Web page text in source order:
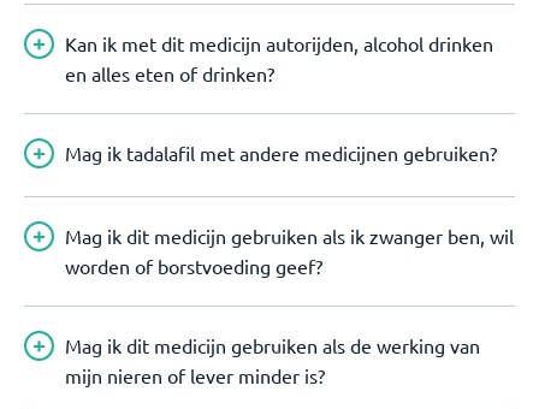
Kan ik met dit medicijn autorijden, alcohol drinken
en alles eten of drinken?
Mag ik tadalafil met andere medicijnen gebruiken?
Mag ik dit medicijn gebruiken als ik zwanger ben, wil
worden of borstvoeding geef?
Mag ik dit medicijn gebruiken als de werking van
mijn nieren of lever minder is?